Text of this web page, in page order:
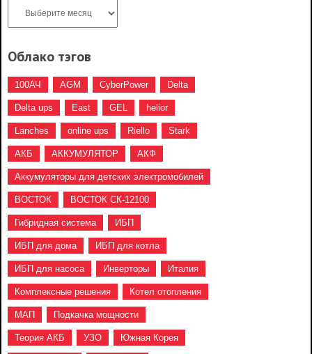
Облако тэгов
100АЧ AGM CyberPower Delta
Delta ups East GEL helior
Lanches online ups Riello Stark
АКБ АККУМУЛЯТОР АКФ
Аккумуляторы для детских электромобилей
ВОСТОК ВОСТОК СК-12100
Гибридная система ИБП
ИБП для дома ИБП для котла
ИБП для насоса Инверторы Италия
Комплексные решения Котел отопления
МАП Подкачка мощности
Теория АКБ УЗО Южная Корея